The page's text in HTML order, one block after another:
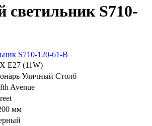
S710-
E27 (11W)
Уличный Столб
Avenue
мм